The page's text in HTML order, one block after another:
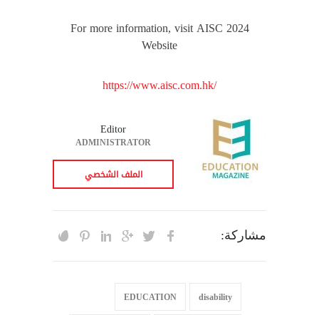
For more information, visit AISC 2024
Website
https://www.aisc.com.hk/
Editor
ADMINISTRATOR
الملف الشخصي
مشاركة:
disability
EDUCATION